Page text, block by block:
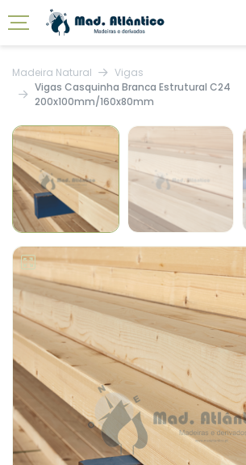
Madeira Natural
Vigas
Vigas Casquinha Branca Estrutural C24
200x100mm/160x80mm